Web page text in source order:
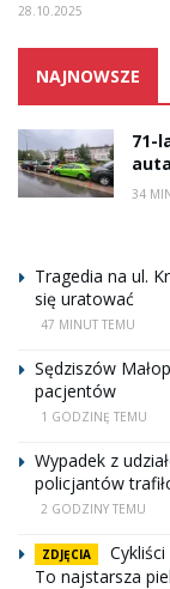
28.10.2025
NAJNOWSZE
71-
34
Tragedia na ul.
się uratować
47 MINUT TEMU
Sędziszów
pacjentów
1 GODZINĘ TEMU
Wypadek z
policjantów
2 GODZINY TEMU
ZDJĘCIA
To najstarsza